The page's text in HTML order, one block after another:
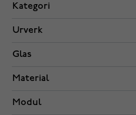
Kategori
Urverk
Glas
Material
Modul